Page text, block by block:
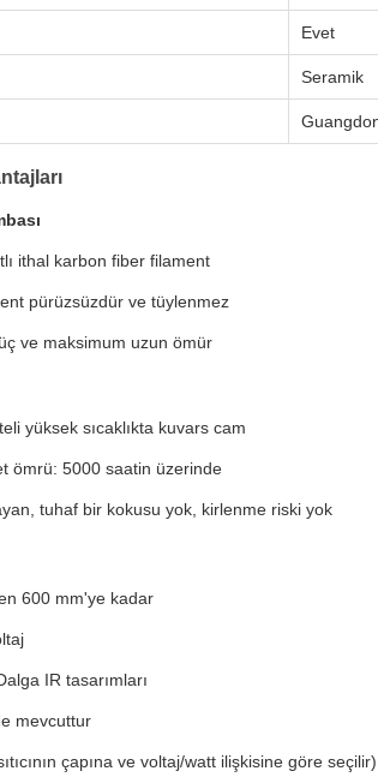
Evet
Seramik
ithal karbon fiber filament
pürüzsüzdür ve tüylenmez
ve maksimum uzun ömür
yüksek sıcaklıkta kuvars cam
ömrü: 5000 saatin üzerinde
tuhaf bir kokusu yok, kirlenme riski yok
600 mm'ye kadar
IR tasarımları
mevcuttur
çapına ve voltaj/watt ilişkisine göre seçilir)